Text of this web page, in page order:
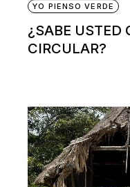
YO PIENSO VERDE
¿SABE USTED
CIRCULAR?